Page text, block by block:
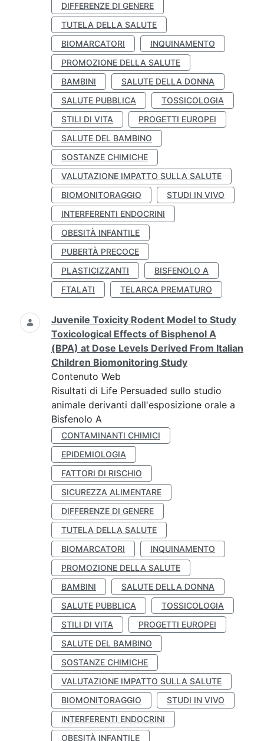
DIFFERENZE DI GENERE
TUTELA DELLA SALUTE
BIOMARCATORI
INQUINAMENTO
PROMOZIONE DELLA SALUTE
BAMBINI
SALUTE DELLA DONNA
SALUTE PUBBLICA
TOSSICOLOGIA
STILI DI VITA
PROGETTI EUROPEI
SALUTE DEL BAMBINO
SOSTANZE CHIMICHE
VALUTAZIONE IMPATTO SULLA SALUTE
BIOMONITORAGGIO
STUDI IN VIVO
INTERFERENTI ENDOCRINI
OBESITÀ INFANTILE
PUBERTÀ PRECOCE
PLASTICIZZANTI
BISFENOLO A
FTALATI
TELARCA PREMATURO
Juvenile Toxicity Rodent Model to Study
Toxicological Effects of Bisphenol A
(BPA) at Dose Levels Derived From Italian
Children Biomonitoring Study
Contenuto Web
Risultati di Life Persuaded sullo studio
animale derivanti dall'esposizione orale a
Bisfenolo A
CONTAMINANTI CHIMICI
EPIDEMIOLOGIA
FATTORI DI RISCHIO
SICUREZZA ALIMENTARE
DIFFERENZE DI GENERE
TUTELA DELLA SALUTE
BIOMARCATORI
INQUINAMENTO
PROMOZIONE DELLA SALUTE
BAMBINI
SALUTE DELLA DONNA
SALUTE PUBBLICA
TOSSICOLOGIA
STILI DI VITA
PROGETTI EUROPEI
SALUTE DEL BAMBINO
SOSTANZE CHIMICHE
VALUTAZIONE IMPATTO SULLA SALUTE
BIOMONITORAGGIO
STUDI IN VIVO
INTERFERENTI ENDOCRINI
OBESITÀ INFANTILE